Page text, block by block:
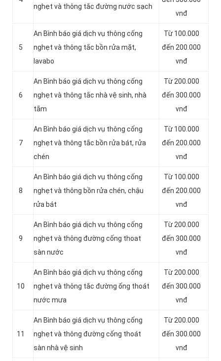
nghẹt và thông tắc đường nước sạch
vnđ
5
An Bình báo giá dịch vụ thông cống
nghẹt và thông tắc bồn rửa mặt,
lavabo
Từ 100.000
đến 200.000
vnđ
6
An Bình báo giá dịch vụ thông cống
nghẹt và thông tắc nhà vệ sinh, nhà
tắm
Từ 200.000
đến 300.000
vnđ
7
An Bình báo giá dịch vụ thông cống
nghẹt và thông tắc bồn rửa bát, rửa
chén
Từ 100.000
đến 200.000
vnđ
8
An Bình báo giá dịch vụ thông cống
nghẹt và thông bồn rửa chén, chậu
rửa bát
Từ 100.000
đến 200.000
vnđ
9
An Bình báo giá dịch vụ thông cống
nghẹt và thông đường cống thoat
sàn nước
Từ 200.000
đến 300.000
vnđ
10
An Bình báo giá dịch vụ thông cống
nghẹt và thông tắc đường ống thoát
nước mưa
Từ 200.000
đến 300.000
vnđ
11
An Bình báo giá dịch vụ thông cống
nghẹt và thông đường cống thoát
sàn nhà vệ sinh
Từ 200.000
đến 300.000
vnđ